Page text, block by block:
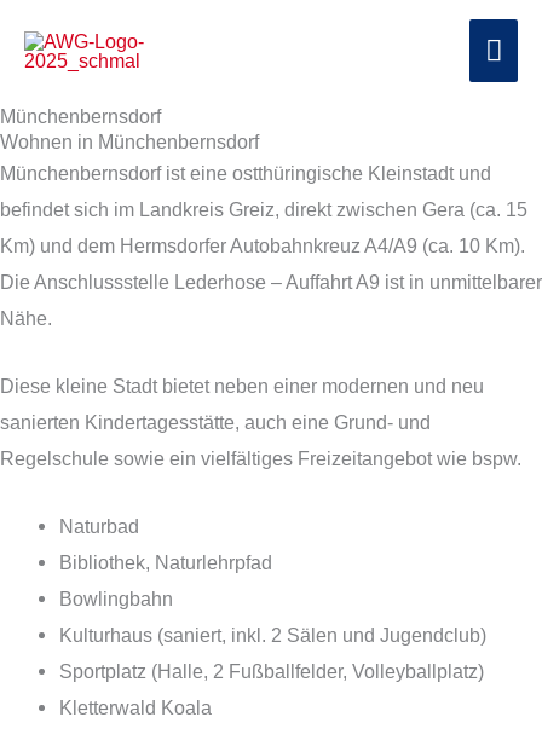
Inhalt
Münchenbernsdorf
Wohnen in Münchenbernsdorf
Münchenbernsdorf ist eine ostthüringische Kleinstadt und
befindet sich im Landkreis Greiz, direkt zwischen Gera (ca. 15
Km) und dem Hermsdorfer Autobahnkreuz A4/A9 (ca. 10 Km).
Die Anschlussstelle Lederhose – Auffahrt A9 ist in unmittelbarer
Nähe.
Diese kleine Stadt bietet neben einer modernen und neu
sanierten Kindertagesstätte, auch eine Grund- und
Regelschule sowie ein vielfältiges Freizeitangebot wie bspw.
Naturbad
Bibliothek, Naturlehrpfad
Bowlingbahn
Kulturhaus (saniert, inkl. 2 Sälen und Jugendclub)
Sportplatz (Halle, 2 Fußballfelder, Volleyballplatz)
Kletterwald Koala